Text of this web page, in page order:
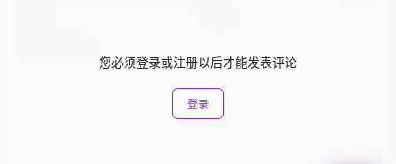
您必须登录或注册以后才能发表评论
登录